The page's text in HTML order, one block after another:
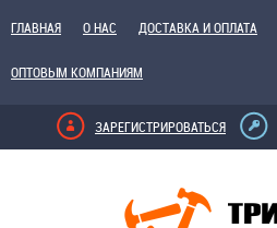
ГЛАВНАЯ О НАС ДОСТАВКА И ОПЛАТА
ОПТОВЫМ КОМПАНИЯМ
ЗАРЕГИСТРИРОВАТЬСЯ